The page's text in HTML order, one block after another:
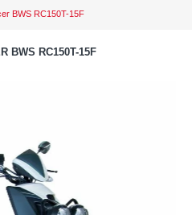
BWS RC150T-15F
BWS RC150T-15F